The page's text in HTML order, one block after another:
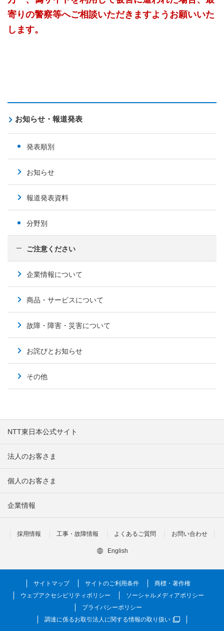
寄りの警察等へご相談いただきますようお願いいた
します。
お知らせ・報道発表
発表順別
お知らせ
報道発表資料
分野別
ご注意ください
企業情報について
商品・サービスについて
故障・障害・災害について
お詫びとお知らせ
その他
NTT東日本公式サイト
法人のお客さま
個人のお客さま
企業情報
採用情報 工事・故障情報 よくあるご質問 お問い合わせ
English
サイトマップ サイトのご利用条件
商標・著作権
ウェブアクセシビリティポリシー
ソーシャルメディアポリシー
プライバシーポリシー
調達に係るお取引法人に関する情報の取り扱い